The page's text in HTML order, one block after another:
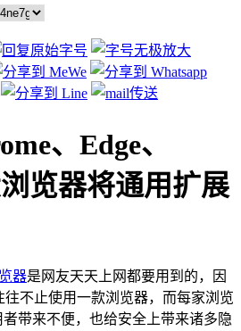
、Edge、
览器将通用扩展
器是网友天天上网都要用到的，因
不止使用一款浏览器，而每家浏览
带来不便，也给安全上带来诸多隐